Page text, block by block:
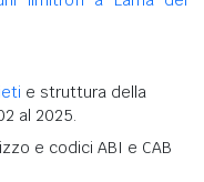
e struttura della
al 2025.
e codici ABI e CAB